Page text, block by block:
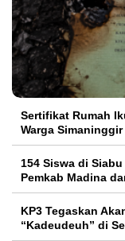
Sertifikat Rumah
Warga
154 Siswa di
Pemkab Madina
KP3 Tegaskan
“Kadeudeuh” di